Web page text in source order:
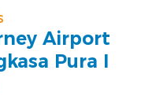
Airport
Pura I